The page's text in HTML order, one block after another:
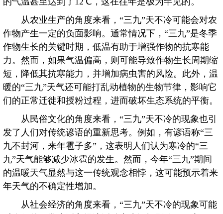
从农业生产的角度来看，“三九”天不冷可能会对农
作物产生一定的负面影响。通常情况下，“三九”是冬季
作物生长的关键时期，低温有助于增强作物的抗寒能
力。然而，如果气温偏高，则可能导致作物生长周期缩
短，降低其抗寒能力，并增加病虫害的风险。此外，温
暖的“三九”天气还可能打乱动植物的生物节律，影响它
们的正常迁徙和授粉过程，进而破坏生态系统的平衡。
从民俗文化的角度来看，“三九”天不冷的现象也引
发了人们对传统谚语的重新思考。例如，有谚语称“三
九不封河，来年雹子多”，这表明人们认为寒冷的“三
九”天气能够减少冰雹的发生。然而，今年“三九”期间
的温暖天气显然与这一传统观念相悖，这可能预示着来
年天气的不确定性增加。
从社会经济的角度来看，“三九”天不冷的现象可能